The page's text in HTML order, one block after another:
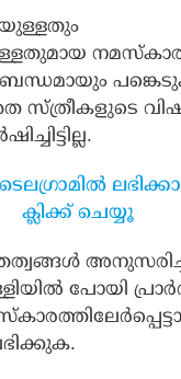
സ്ത്രീകളുടെ
ക്ലിക്ക് ചെയ്യൂ
പോയി